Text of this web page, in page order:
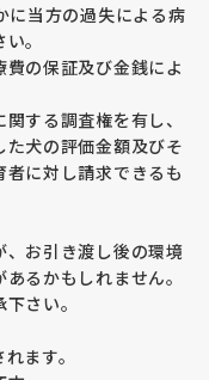
に当方の過失による病
。
の保証及び金銭によ
する調査権を有し、
犬の評価金額及びそ
に対し請求できるも
お引き渡し後の環境
るかもしれません。
さい。
ます。